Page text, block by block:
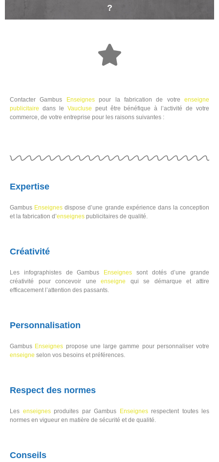
?
Contacter Gambus Enseignespour la fabrication de votre enseigne
publicitaire dans le Vaucluse peut être bénéfique à l’activité de votre
commerce, de votre entreprise pour les raisons suivantes :
Expertise
Gambus Enseignes dispose d’une grande expérience dans la conception
et la fabrication d’enseignes publicitaires de qualité.
Créativité
Les infographistes de Gambus Enseignes sont dotés d’une grande
créativité pour concevoir uneenseigne qui se démarque et attire
efficacement l’attention des passants.
Personnalisation
Gambus Enseignes propose une large gamme pour personnaliser votre
enseigne selon vos besoins et préférences.
Respect des normes
Les enseignesproduites par Gambus Enseignesrespectent toutes les
normes en vigueur en matière de sécurité et de qualité.
Conseils